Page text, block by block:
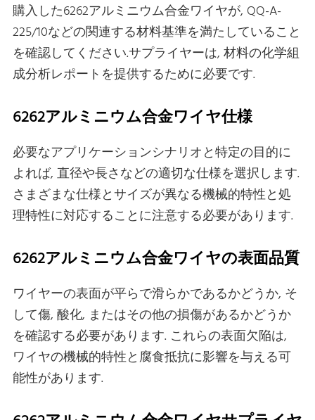
購入した6262アルミニウム合金ワイヤが, QQ-A-
225/10などの関連する材料基準を満たしていること
を確認してください.サプライヤーは, 材料の化学組
成分析レポートを提供するために必要です.
6262アルミニウム合金ワイヤ仕様
必要なアプリケーションシナリオと特定の目的に
よれば, 直径や長さなどの適切な仕様を選択します.
さまざまな仕様とサイズが異なる機械的特性と処
理特性に対応することに注意する必要があります.
6262アルミニウム合金ワイヤの表面品質
ワイヤーの表面が平らで滑らかであるかどうか, そ
して傷, 酸化, またはその他の損傷があるかどうか
を確認する必要があります. これらの表面欠陥は,
ワイヤの機械的特性と腐食抵抗に影響を与える可
能性があります.